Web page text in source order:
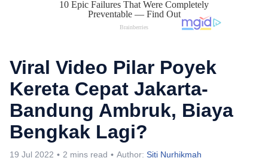
Viral Video Pilar Poyek
Kereta Cepat Jakarta-
Bandung Ambruk, Biaya
Bengkak Lagi?
19 Jul 2022 2 mins read Author: Siti Nurhikmah